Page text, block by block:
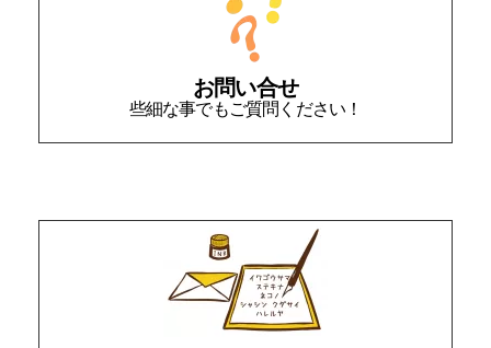
お問い合せ
些細な事でもご質問ください！